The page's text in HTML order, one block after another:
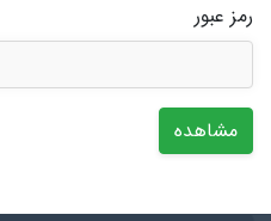
رمز عبور
مشاهده